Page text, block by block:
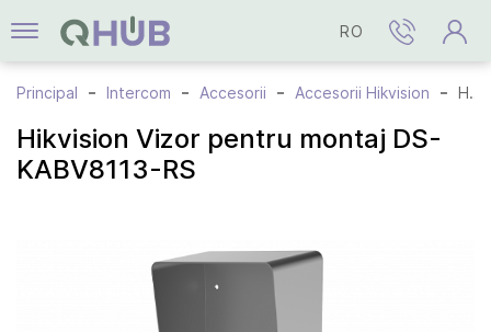
RO
Principal Intercom Accesorii Accesorii Hikvision Hikvision Vizor pentru montaj DS-KABV8113-RS
Hikvision Vizor pentru montaj DS-
KABV8113-RS